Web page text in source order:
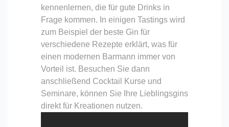
kennenlernen, die für gute Drinks in
Frage kommen. In einigen Tastings wird
zum Beispiel der beste Gin für
verschiedene Rezepte erklärt, was für
einen modernen Barmann immer von
Vorteil ist. Besuchen Sie dann
anschließend Cocktail Kurse und
Seminare, können Sie Ihre Lieblingsgins
direkt für Kreationen nutzen.